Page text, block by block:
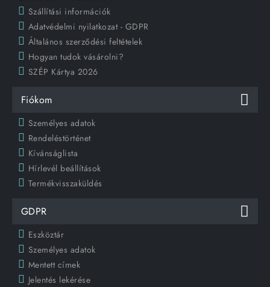
Szállítási információk
Adatvédelmi nyilatkozat - GDPR
Általános szerződési feltételek
Hogyan tudok vásárolni?
SZÉP Kártya 2026
Fiókom
Személyes adatok
Rendeléstörténet
Kívánságlista
Hírlevél beállítások
Termékvisszaküldés
GDPR
Eszköztár
Személyes adatok
Mentett címek
Jelentés lekérése